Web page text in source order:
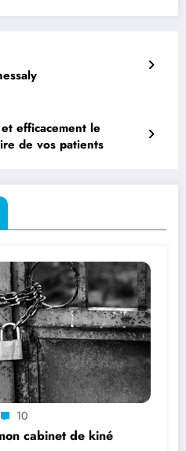
efficacement le
de vos patients
10
cabinet de kiné